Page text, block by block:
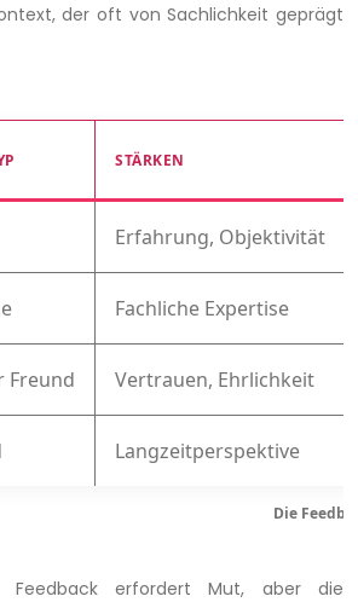
der oft von Sachlichkeit geprägt
Die
STÄRKEN
Erfahrung, Objektivität
Fachliche Expertise
Freund Vertrauen, Ehrlichkeit
Langzeitperspektive
Feedback erfordert Mut, aber die